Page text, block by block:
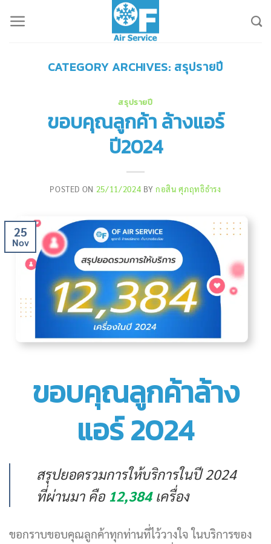
CATEGORY ARCHIVES: สรุปรายปี
สรุปรายปี
ขอบคุณลูกค้า ล้างแอร์
ปี2024
POSTED ON 25/11/2024 BYกอสิน ศุภฤทธิธำรง
25
Nov
ขอบคุณลูกค้าล้าง
แอร์ 2024
สรุปยอดรวมการให้บริการในปี 2024
ที่ผ่านมา คือ 12,384เครื่อง
ขอกราบขอบคุณลูกค้าทุกท่านที่ไว้วางใจ ในบริการของ